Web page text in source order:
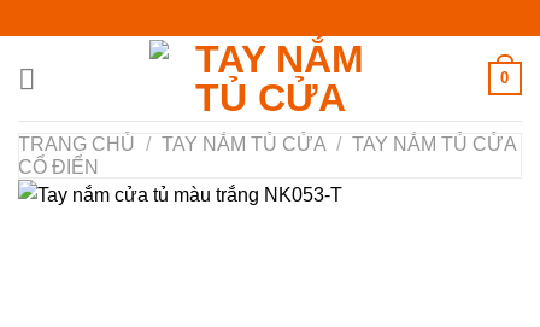
nội
0
TRANG CHỦ / TAY NẮM TỦ CỬA / TAY NẮM TỦ CỬA
CỔ ĐIỂN